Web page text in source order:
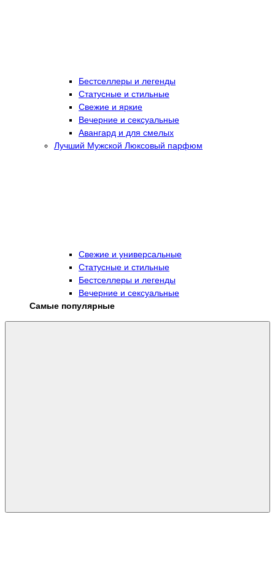
Бестселлеры и легенды
Статусные и стильные
Свежие и яркие
Вечерние и сексуальные
Авангард и для смелых
Лучший Мужской Люксовый парфюм
Свежие и универсальные
Статусные и стильные
Бестселлеры и легенды
Вечерние и сексуальные
Самые популярные